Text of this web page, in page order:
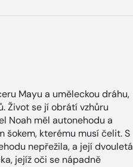
Mayu a uměleckou dráhu,
Život se jí obrátí vzhůru
Noah měl autonehodu a
šokem, kterému musí čelit. S
nepřežila, a její dvouletá
jejíž oči se nápadně